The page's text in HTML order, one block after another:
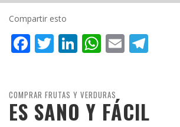
Compartir esto
Facebook
Twitter
LinkedIn
WhatsApp
Email
COMPRAR FRUTAS Y VERDURAS
ES SANO Y FÁCIL